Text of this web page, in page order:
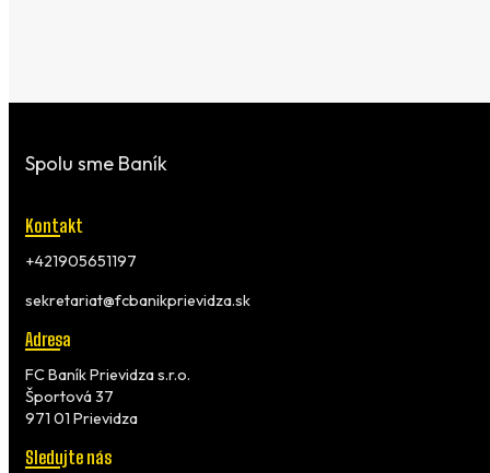
Spolu sme Baník
Kontakt
+421905651197
sekretariat@fcbanikprievidza.sk
Adresa
FC Baník Prievidza s.r.o.
Športová 37
971 01 Prievidza
Sledujte nás